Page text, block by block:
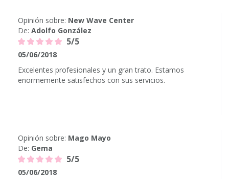
Opinión sobre: New Wave Center
De: Adolfo González
5/5
05/06/2018
Excelentes profesionales y un gran trato. Estamos
enormemente satisfechos con sus servicios.
Opinión sobre: Mago Mayo
De: Gema
5/5
05/06/2018